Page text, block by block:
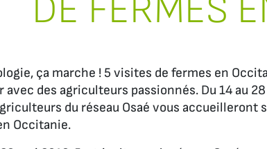
DE FERMES
ça marche ! 5 visites de fermes en
avec des agriculteurs passionnés. Du 14 au
du réseau Osaé vous accueilleront
Occitanie.